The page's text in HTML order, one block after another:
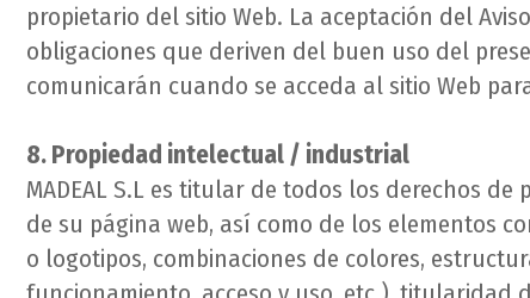
propietario del sitio Web. La aceptación del
obligaciones que deriven del buen uso del
comunicarán cuando se acceda al sitio Web
8. Propiedad intelectual / industrial
MADEAL S.L es titular de todos los derechos
de su página web, así como de los elementos
o logotipos, combinaciones de colores,